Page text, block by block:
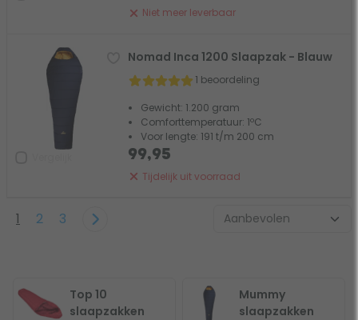
Niet meer leverbaar
Nomad Inca 1200 Slaapzak - Blauw
1 beoordeling
Gewicht: 1.200 gram
Comforttemperatuur: 1ºC
Voor lengte: 191 t/m 200 cm
Tijdelijk uit voorraad
99,95
1 2 3
Top 10
slaapzakken
Mummy
slaapzakken